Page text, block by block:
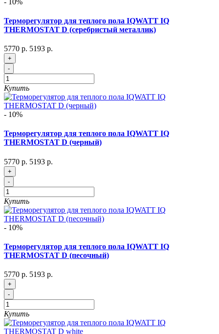
Терморегулятор для теплого пола IQWATT IQ
THERMOSTAT D (серебристый металлик)
5770 р. 5193 р.
+
-
Купить
- 10%
Терморегулятор для теплого пола IQWATT IQ
THERMOSTAT D (черный)
5770 р. 5193 р.
+
-
Купить
- 10%
Терморегулятор для теплого пола IQWATT IQ
THERMOSTAT D (песочный)
5770 р. 5193 р.
+
-
Купить